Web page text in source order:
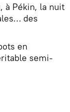
à Pékin, la nuit
des
en
semi-